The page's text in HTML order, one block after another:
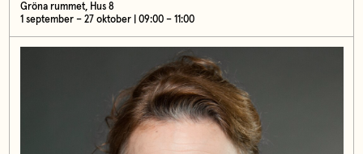
Gröna rummet, Hus 8
1 september – 27 oktober | 09:00 – 11:00